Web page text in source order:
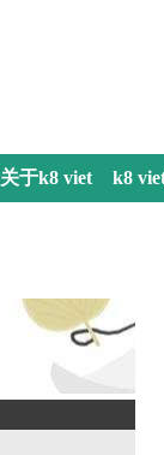
关于k8 viet k8